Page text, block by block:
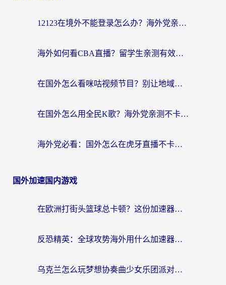
12123在境外不能登录怎么办？海外党亲测有效的回国加速方案
海外如何看CBA直播？留学生亲测有效的体育赛事观看指南
在国外怎么看咪咕视频节目？别让地域限制挡住你的追剧自由
在国外怎么用全民K歌？海外党亲测不卡顿的回国加速秘籍
海外党必看：国外怎么在虎牙直播不卡顿？附腾讯视频网易云音乐解决方案
国外加速国内游戏
在欧洲打街头篮球总卡顿？这份加速器选择指南帮你解决延迟难题
反恐精英：全球攻势海外用什么加速器登录？海外党国服游戏畅玩指南
乌克兰怎么玩梦想协奏曲少女乐团派对？海外党国服游戏加速全攻略（附欧洲重生细胞荒野行动不卡技巧）